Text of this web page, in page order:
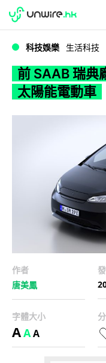
WWDC 2026
科技娛樂 生活科技
前 SAAB 瑞典
太陽能電動車
作者
唐美鳳
字體大小
AAA